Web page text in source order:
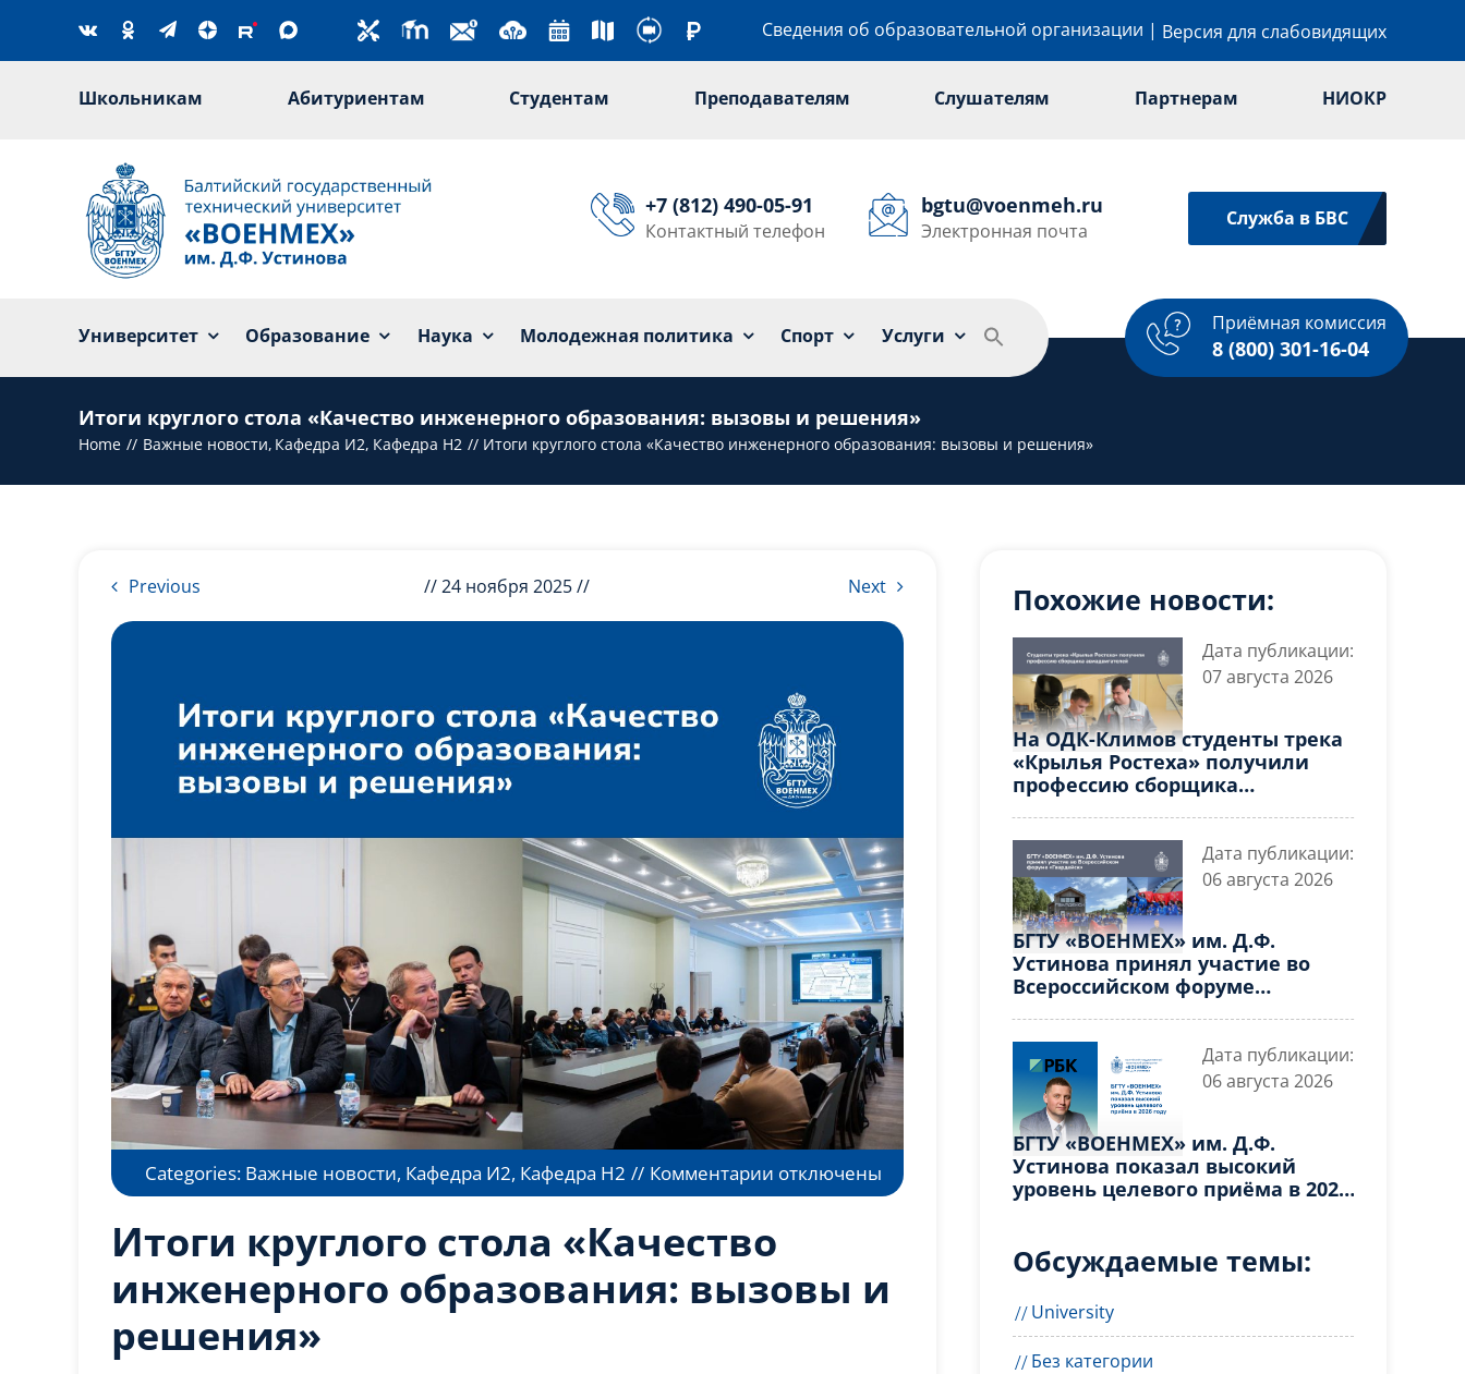
content
Сведения об образовательной организации | Версия для слабовидящих
Школьникам Абитуриентам Студентам Преподавателям Слушателям Партнерам НИОКР
+7 (812) 490-05-91
Контактный телефон
bgtu@voenmeh.ru
Электронная почта
Служба в БВС
Университет Образование Наука Молодежная политика Спорт Услуги
Приёмная комиссия
8 (800) 301-16-04
Университет Образование Наука Молодежная политика Спорт Услуги
Итоги круглого стола «Качество инженерного образования: вызовы и решения»
Home Важные новости Кафедра И2 Кафедра Н2 Итоги круглого стола «Качество инженерного образования: вызовы и решения»
Previous Next
// 24 ноября 2025 //
Categories: Важные новости, Кафедра И2, Кафедра Н2 // Комментариик
записи
круглого
«Качество
отключены
Итоги круглого стола «Качество
инженерного образования: вызовы и
решения»
Похожие новости:
Дата публикации:
07 августа 2026
На ОДК-Климов студенты трека
«Крылья Ростеха» получили
профессию сборщика
Дата публикации:
06 августа 2026
БГТУ «ВОЕНМЕХ» им. Д.Ф.
Устинова принял участие во
Всероссийском форуме
Дата публикации:
06 августа 2026
БГТУ «ВОЕНМЕХ» им. Д.Ф.
Устинова показал высокий
уровень целевого приёма в 2026
Обсуждаемые темы:
University
Без категории